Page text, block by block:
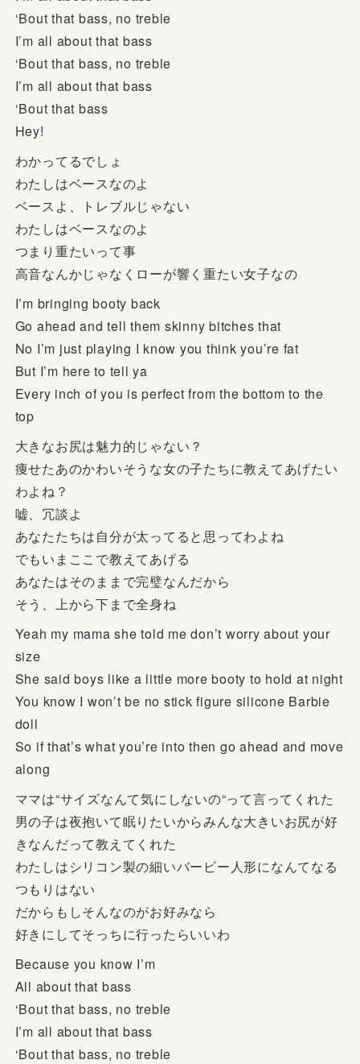
‘Bout that bass, no treble
I’m all about that bass
‘Bout that bass, no treble
I’m all about that bass
‘Bout that bass
Hey!
わかってるでしょ
わたしはベースなのよ
ベースよ、トレブルじゃない
わたしはベースなのよ
つまり重たいって事
高音なんかじゃなくローが響く重たい女子なの
I’m bringing booty back
Go ahead and tell them skinny bitches that
No I’m just playing I know you think you’re fat
But I’m here to tell ya
Every inch of you is perfect from the bottom to the
top
大きなお尻は魅力的じゃない？
痩せたあのかわいそうな女の子たちに教えてあげたい
わよね？
嘘、冗談よ
あなたたちは自分が太ってると思ってわよね
でもいまここで教えてあげる
あなたはそのままで完璧なんだから
そう、上から下まで全身ね
Yeah my mama she told me don’t worry about your
size
She said boys like a little more booty to hold at night
You know I won’t be no stick figure silicone Barbie
doll
So if that’s what you’re into then go ahead and move
along
ママは“サイズなんて気にしないの“って言ってくれた
男の子は夜抱いて眠りたいからみんな大きいお尻が好
きなんだって教えてくれた
わたしはシリコン製の細いバービー人形になんてなる
つもりはない
だからもしそんなのがお好みなら
好きにしてそっちに行ったらいいわ
Because you know I’m
All about that bass
‘Bout that bass, no treble
I’m all about that bass
‘Bout that bass, no treble